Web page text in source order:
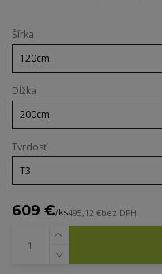
Šírka
Dĺžka
Tvrdosť
609 €/ks495,12 €bez DPH